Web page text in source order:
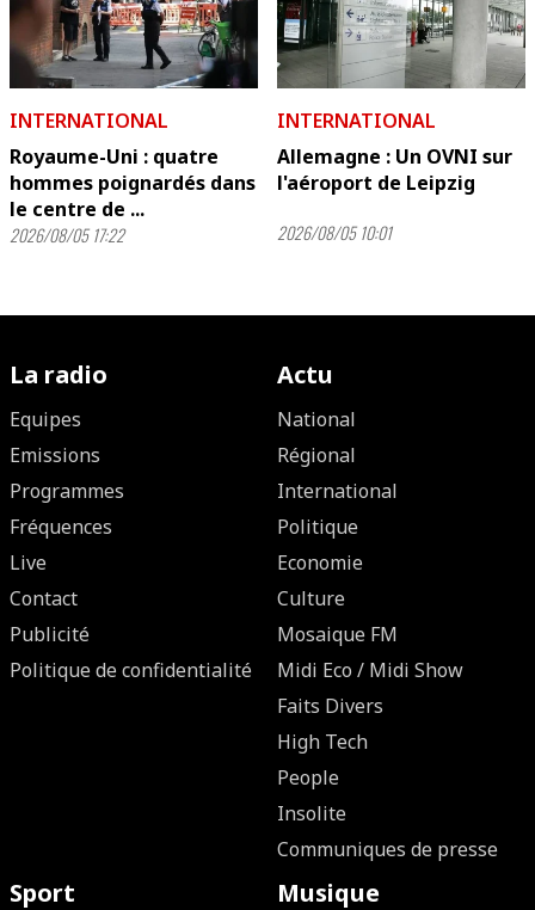
INTERNATIONAL
Royaume-Uni : quatre
hommes poignardés dans
le centre de ...
2026/08/05 17:22
INTERNATIONAL
Allemagne : Un OVNI sur
l'aéroport de Leipzig
2026/08/05 10:01
La radio
Equipes
Emissions
Programmes
Fréquences
Live
Contact
Publicité
Politique de confidentialité
Actu
National
Régional
International
Politique
Economie
Culture
Mosaique FM
Midi Eco / Midi Show
Faits Divers
High Tech
People
Insolite
Communiques de presse
Sport Musique